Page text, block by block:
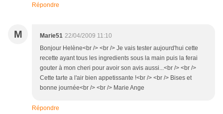
Répondre
M Marie51 22/04/2009 11:10
Bonjour Helène<br /> <br /> Je vais tester aujourd'hui cette
recette ayant tous les ingredients sous la main puis la ferai
gouter à mon cheri pour avoir son avis aussi...<br /> <br />
Cette tarte a l'air bien appetissante !<br /> <br /> Bises et
bonne journée<br /> <br /> Marie Ange
Répondre